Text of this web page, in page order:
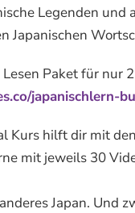
Legenden
Japanischen
Paket für nur
japanischlern-
Kurs hilft dir mit
mit jeweils 30
Japan. Und